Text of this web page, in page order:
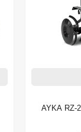
AYKA RZ-